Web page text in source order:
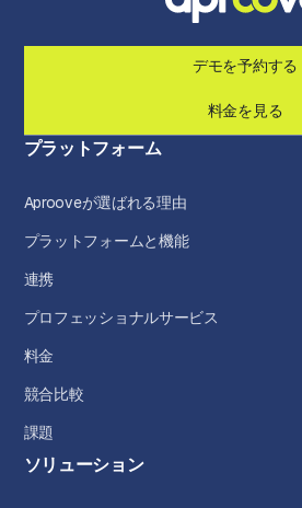
デモを予約する
料金を見る
プラットフォーム
Aprooveが選ばれる理由
プラットフォームと機能
連携
プロフェッショナルサービス
料金
競合比較
課題
ソリューション